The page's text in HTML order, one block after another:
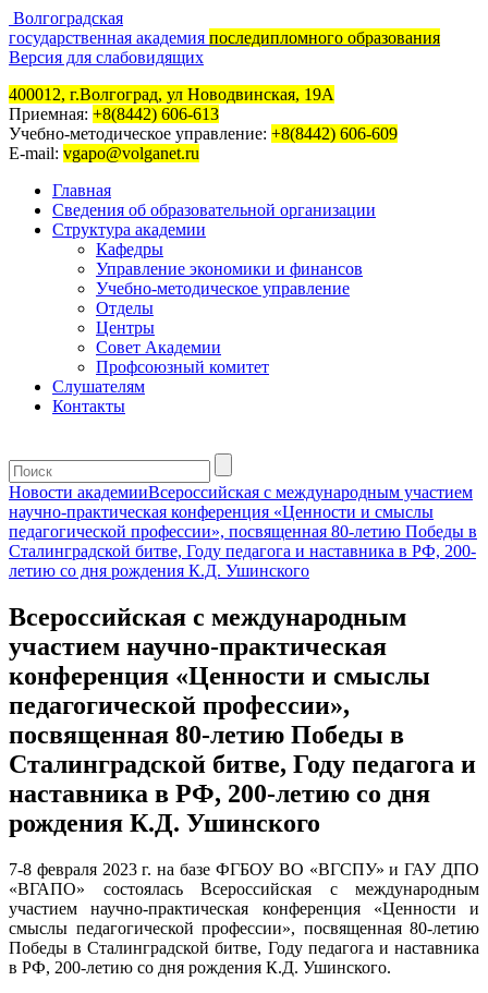
Волгоградская
государственная академия последипломного образования
Версия для слабовидящих
400012, г.Волгоград, ул Новодвинская, 19А
Приемная: +8(8442) 606-613
Учебно-методическое управление: +8(8442) 606-609
E-mail: vgapo@volganet.ru
Главная
Сведения об образовательной организации
Структура академии
Кафедры
Управление экономики и финансов
Учебно-методическое управление
Отделы
Центры
Совет Академии
Профсоюзный комитет
Слушателям
Контакты
Новости академииВсероссийская с международным участием
научно-практическая конференция «Ценности и смыслы
педагогической профессии», посвященная 80-летию Победы в
Сталинградской битве, Году педагога и наставника в РФ, 200-
летию со дня рождения К.Д. Ушинского
Всероссийская с международным
участием научно-практическая
конференция «Ценности и смыслы
педагогической профессии»,
посвященная 80-летию Победы в
Сталинградской битве, Году педагога и
наставника в РФ, 200-летию со дня
рождения К.Д. Ушинского
7-8 февраля 2023 г. на базе ФГБОУ ВО «ВГСПУ» и ГАУ ДПО
«ВГАПО» состоялась Всероссийская с международным
участием научно-практическая конференция «Ценности и
смыслы педагогической профессии», посвященная 80-летию
Победы в Сталинградской битве, Году педагога и наставника
в РФ, 200-летию со дня рождения К.Д. Ушинского.